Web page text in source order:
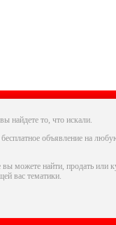
найдете то, что искали.
объявление на
можете найти, продать или
вас тематики.